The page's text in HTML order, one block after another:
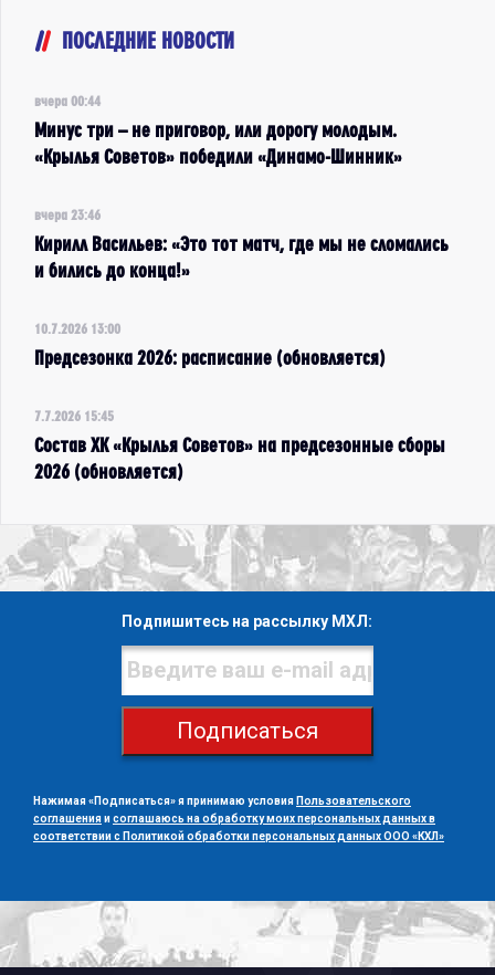
ПОСЛЕДНИЕ НОВОСТИ
вчера 00:44
Минус три – не приговор, или дорогу молодым.
«Крылья Советов» победили «Динамо-Шинник»
вчера 23:46
Кирилл Васильев: «Это тот матч, где мы не сломались
и бились до конца!»
10.7.2026 13:00
Предсезонка 2026: расписание (обновляется)
7.7.2026 15:45
Состав ХК «Крылья Советов» на предсезонные сборы
2026 (обновляется)
Подпишитесь на рассылку МХЛ:
Подписаться
Нажимая «Подписаться» я принимаю условия Пользовательского
соглашенияисоглашаюсь на обработку моих персональных данных в
соответствии с Политикой обработки персональных данных ООО «КХЛ»